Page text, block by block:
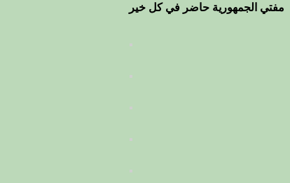
مفتي الجمهورية حاضر في كل خير